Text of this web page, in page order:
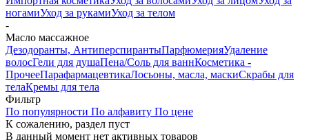
ногамиУход за рукамиУход за телом
-
Масло массажное
Дезодоранты, АнтиперспирантыПарфюмерияУдаление
волосГели для душаПена/Соль для ваннКосметика -
ПрочееПарафармацевтикаЛосьоны, масла, маскиСкрабы для
телаКремы для тела
Фильтр
По популярности По алфавиту По цене
К сожалению, раздел пуст
В данный момент нет активных товаров